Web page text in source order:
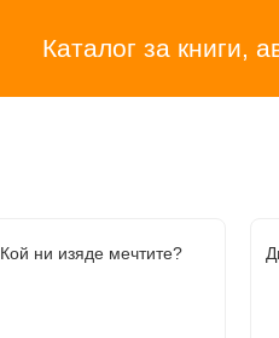
Каталог за книги,
Кой ни изяде мечтите?